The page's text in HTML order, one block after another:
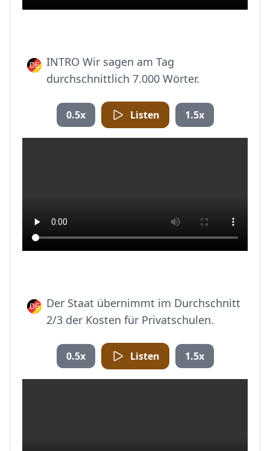
INTRO Wir sagen am Tag
durchschnittlich 7.000 Wörter.
0.5x Listen 1.5x
Der Staat übernimmt im Durchschnitt
2/3 der Kosten für Privatschulen.
0.5x Listen 1.5x